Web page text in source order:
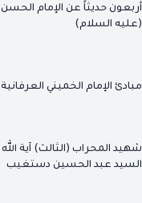
أربعون حديثاً عن الإمام
(عليه السلام)
مبادئ الإمام الخميني العرفانية
شهيد المحراب (الثالث) آية الله
السيد عبد الحسين دستغيب